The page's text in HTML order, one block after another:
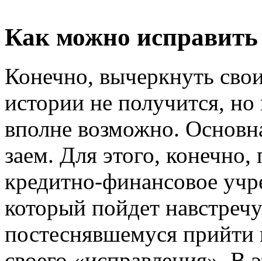
Как можно
Конечно, вычеркнуть
истории не получится,
вполне возможно.
заем. Для этого,
кредитно-финансовое
который пойдет
постеснявшемуся прийти